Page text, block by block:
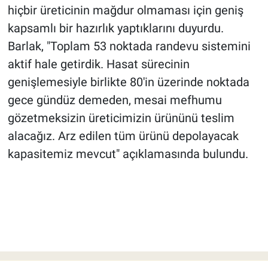
hiçbir üreticinin mağdur olmaması için geniş
kapsamlı bir hazırlık yaptıklarını duyurdu.
Barlak, "Toplam 53 noktada randevu sistemini
aktif hale getirdik. Hasat sürecinin
genişlemesiyle birlikte 80'in üzerinde noktada
gece gündüz demeden, mesai mefhumu
gözetmeksizin üreticimizin ürününü teslim
alacağız. Arz edilen tüm ürünü depolayacak
kapasitemiz mevcut" açıklamasında bulundu.